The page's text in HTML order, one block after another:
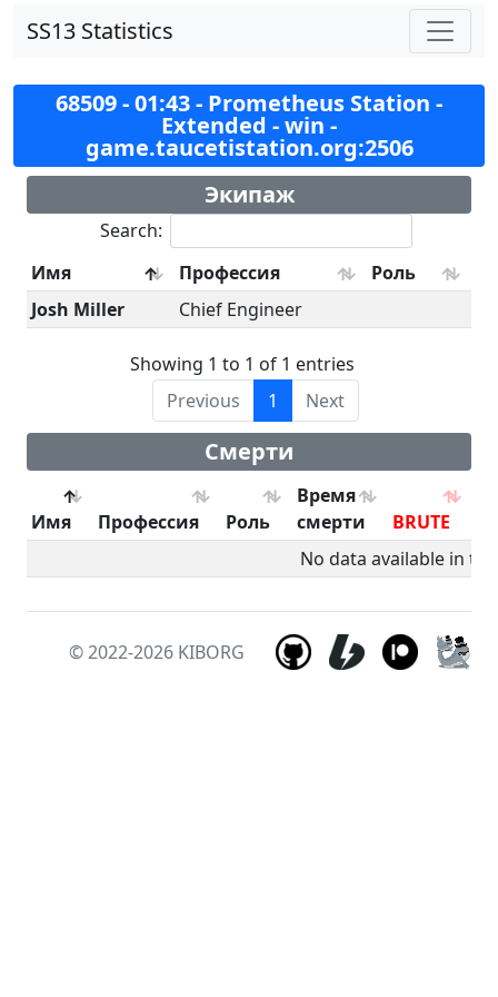
SS13 Statistics
68509 - 01:43 - Prometheus Station -
Extended - win -
game.taucetistation.org:2506
Экипаж
Search:
Имя
Профессия
Роль
Josh Miller
Chief Engineer
Showing 1 to 1 of 1 entries
Previous
1 Next
Смерти
Имя Профессия Роль
Время
смерти
BRUTE
No data available in
© 2022-2026 KIBORG